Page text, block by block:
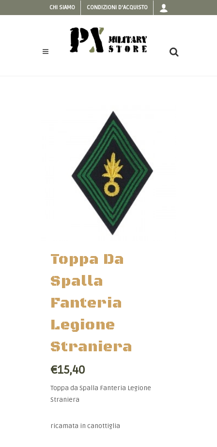
CHI SIAMO CONDIZIONI D'ACQUISTO
Toppa Da
Spalla
Fanteria
Legione
Straniera
€15,40
Toppa da Spalla Fanteria Legione
Straniera
ricamata in canottiglia